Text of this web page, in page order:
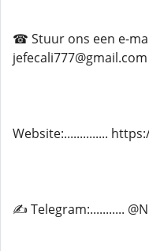
☎ Stuur ons een e-
jefecali777@gmail.com
Website:..............
✍ Telegram:...........